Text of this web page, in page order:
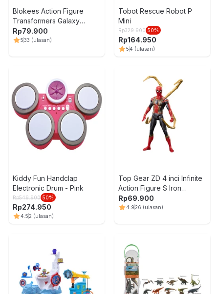
Blokees Action Figure
Transformers Galaxy
Version 1 Roll Out Random
Rp79.900
533 (ulasan)
Tobot Rescue Robot P
Mini
Rp329.900 50%
Rp164.950
54 (ulasan)
Kiddy Fun Handclap
Electronic Drum - Pink
Rp549.900 50%
Rp274.950
4.52 (ulasan)
Top Gear ZD 4 inci Infinite
Action Figure S Iron
Spiderman
Rp69.900
4.926 (ulasan)